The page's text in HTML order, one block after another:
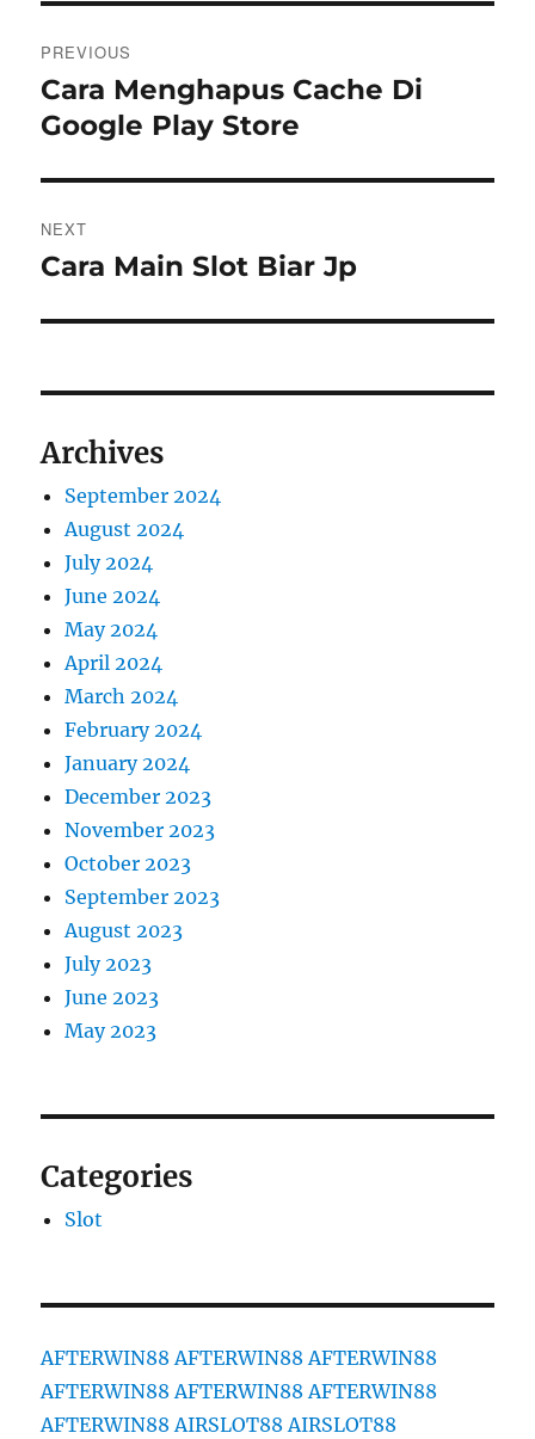
navigation
PREVIOUS
Previous
post:
Cara Menghapus Cache Di
Google Play Store
NEXT
Next
Cara Main Slot Biar Jp
Archives
September 2024
August 2024
July 2024
June 2024
May 2024
April 2024
March 2024
February 2024
January 2024
December 2023
November 2023
October 2023
September 2023
August 2023
July 2023
June 2023
May 2023
Categories
Slot
AFTERWIN88 AFTERWIN88 AFTERWIN88
AFTERWIN88 AFTERWIN88 AFTERWIN88
AFTERWIN88 AIRSLOT88 AIRSLOT88